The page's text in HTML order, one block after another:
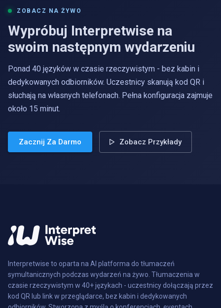
ZOBACZ NA ŻYWO
Wypróbuj Interpretwise na
swoim następnym wydarzeniu
Ponad 40 języków w czasie rzeczywistym - bez kabin i
dedykowanych odbiorników. Uczestnicy skanują kod QR i
słuchają na własnych telefonach. Pełna konfiguracja zajmuje
około 15 minut.
Zacznij Za Darmo Zobacz Przykłady
Interpretwise to oparta na AI platforma do tłumaczeń
symultanicznych podczas wydarzeń na żywo. Tłumaczenia w
czasie rzeczywistym w 40+ językach - uczestnicy dołączają przez
kod QR lub link w przeglądarce, bez kabin i dedykowanych